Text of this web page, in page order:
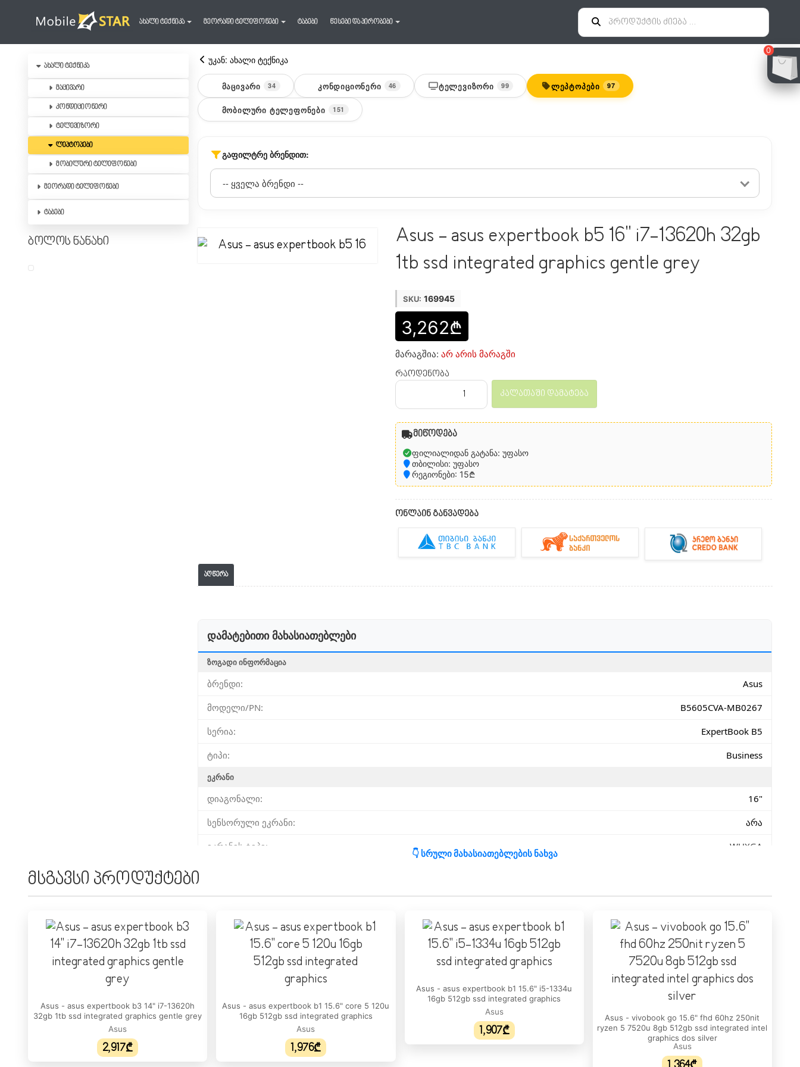
0
ახალი ტექნიკა მეორადი ტელეფონები ტაბები წესები და პირობები
ახალი ტექნიკა
მაცივარი
კონდიციონერი
ტელევიზორი
ლეპტოპები
მობილური ტელეფონები
მეორადი ტელეფონები
ტაბები
ბოლოს ნანახი
უკან: ახალი ტექნიკა
ᲛᲐᲪᲘᲕᲐᲠᲘ 34 ᲙᲝᲜᲓᲘᲪᲘᲝᲜᲔᲠᲘ 46 ᲢᲔᲚᲔᲕᲘᲖᲝᲠᲘ 99 ᲚᲔᲞᲢᲝᲞᲔᲑᲘ 97
ᲛᲝᲑᲘᲚᲣᲠᲘ ᲢᲔᲚᲔᲤᲝᲜᲔᲑᲘ 151
ᲒᲐᲤᲘᲚᲢᲠᲔ ᲑᲠᲔᲜᲓᲘᲗ:
Asus - asus expertbook b5 16" i7-13620h 32gb
1tb ssd integrated graphics gentle grey
SKU: 169945
3,262₾
მარაგშია: არ არის მარაგში
რაოდენობა
კალათაში დამატება
მიწოდება
ფილიალიდან გატანა: უფასო
თბილისი: უფასო
რეგიონები: 15₾
ონლაინ განვადება
აღწერა
დამატებითი მახასიათებლები
ᲖᲝᲒᲐᲓᲘ ᲘᲜᲤᲝᲠᲛᲐᲪᲘᲐ
ბრენდი:
Asus
მოდელი/PN:
B5605CVA-MB0267
სერია:
ExpertBook B5
ტიპი:
Business
ᲔᲙᲠᲐᲜᲘ
დიაგონალი:
16"
სენსორული ეკრანი:
არა
ეკრანის ტიპი:
WUXGA
განახლების სიხშირე:
60 Hz
სიკაშკაშე:
300 nits
ეკრანის ფორმატი:
16 : 10
DCI-P3 ფერთა დიაპაზონი:
პროცესორის/ჩიპსეტის ტიპი:
პროცესორის მოდელი:
13620H
ბირთვების რაოდენობა:
👇 სრული მახასიათებლების ნახვა
მსგავსი პროდუქტები
Asus - asus expertbook b3 14" i7-13620h
32gb 1tb ssd integrated graphics gentle grey
Asus
2,917₾
Asus - asus expertbook b1 15.6" core 5 120u
16gb 512gb ssd integrated graphics
Asus
1,976₾
Asus - asus expertbook b1 15.6" i5-1334u
16gb 512gb ssd integrated graphics
Asus
1,907₾
Asus - vivobook go 15.6" fhd 60hz 250nit
ryzen 5 7520u 8gb 512gb ssd integrated intel
graphics dos silver
Asus